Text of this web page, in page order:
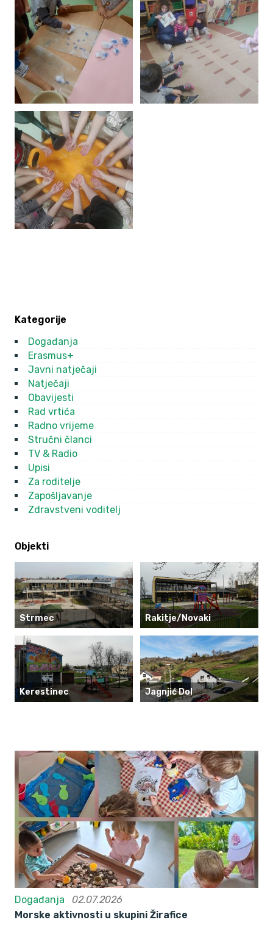
Kategorije
Događanja
Erasmus+
Javni natječaji
Natječaji
Obavijesti
Rad vrtića
Radno vrijeme
Stručni članci
TV & Radio
Upisi
Za roditelje
Zapošljavanje
Zdravstveni voditelj
Objekti
Strmec Rakitje/Novaki
Kerestinec Jagnjić Dol
Događanja
02.07.2026
Morske aktivnosti u skupini Žirafice